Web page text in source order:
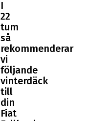
22
tum
så
rekommenderar
vi
följande
vinterdäck
till
din
Fiat
Fullback